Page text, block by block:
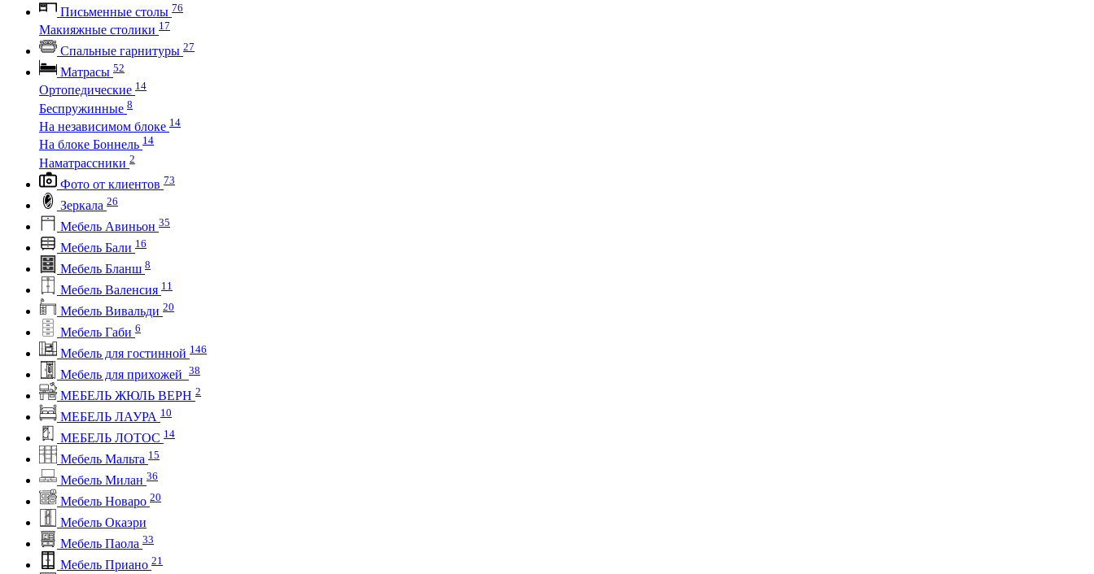
Письменные столы 76
Макияжные столики 17
Спальные гарнитуры 27
Матрасы 52
Ортопедические 14
Беспружинные 8
На независимом блоке 14
На блоке Боннель 14
Наматрассники 2
Фото от клиентов 73
Зеркала 26
Мебель Авиньон 35
Мебель Бали 16
Мебель Бланш 8
Мебель Валенсия 11
Мебель Вивальди 20
Мебель Габи 6
Мебель для гостинной 146
Мебель для прихожей 38
МЕБЕЛЬ ЖЮЛЬ ВЕРН 2
МЕБЕЛЬ ЛАУРА 10
МЕБЕЛЬ ЛОТОС 14
Мебель Мальта 15
Мебель Милан 36
Мебель Новаро 20
Мебель Окаэри
Мебель Паола 33
Мебель Приано 21